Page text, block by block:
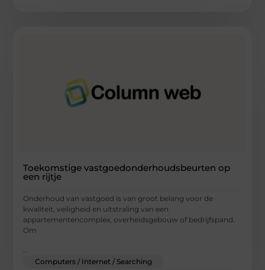
Toekomstige vastgoedonderhoudsbeurten op
een rijtje
Onderhoud van vastgoed is van groot belang voor de
kwaliteit, veiligheid en uitstraling van een
appartementencomplex, overheidsgebouw of bedrijfspand.
Om
Computers / Internet / Searching